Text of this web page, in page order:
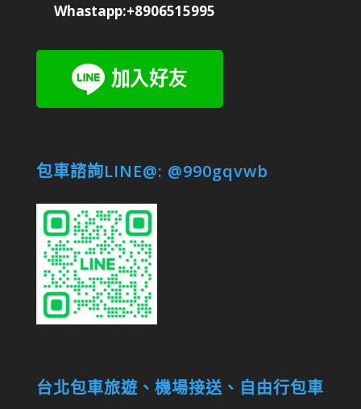
Whastapp:+8906515995
包車諮詢LINE@: @990gqvwb
台北包車旅遊、機場接送、自由行包車